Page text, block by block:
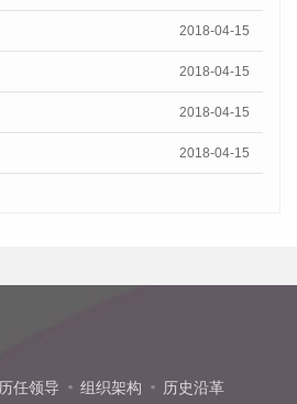
2018-04-15
2018-04-15
2018-04-15
2018-04-15
历任领导 组织架构
历史沿革